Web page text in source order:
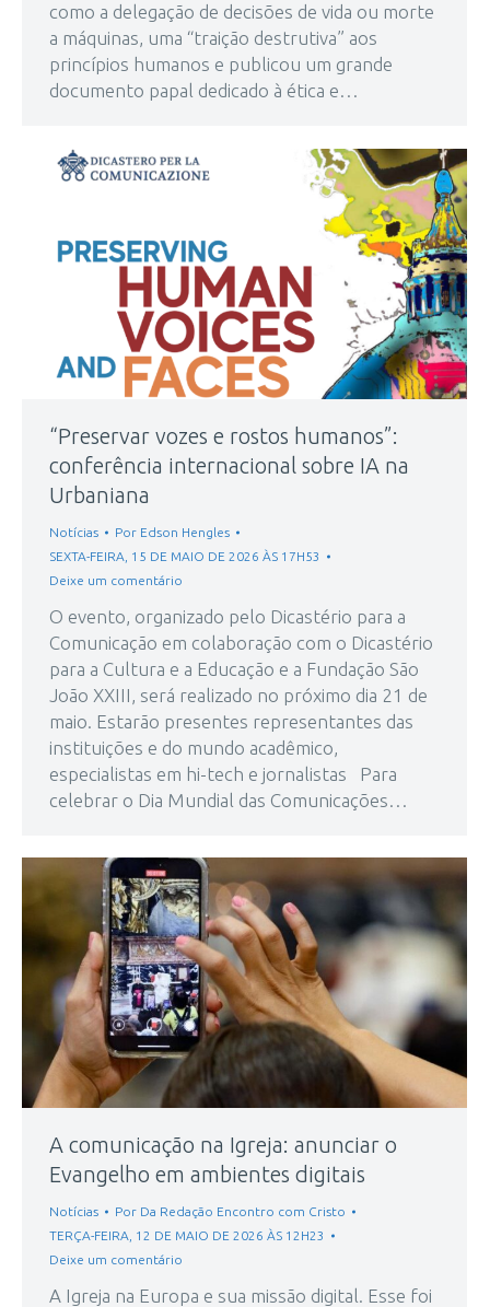
como a delegação de decisões de vida ou morte
a máquinas, uma “traição destrutiva” aos
princípios humanos e publicou um grande
documento papal dedicado à ética e…
“Preservar vozes e rostos humanos”:
conferência internacional sobre IA na
Urbaniana
Notícias Por Edson Hengles
SEXTA-FEIRA, 15 DE MAIO DE 2026 ÀS 17H53
Deixe um comentário
O evento, organizado pelo Dicastério para a
Comunicação em colaboração com o Dicastério
para a Cultura e a Educação e a Fundação São
João XXIII, será realizado no próximo dia 21 de
maio. Estarão presentes representantes das
instituições e do mundo acadêmico,
especialistas em hi-tech e jornalistas Para
celebrar o Dia Mundial das Comunicações…
A comunicação na Igreja: anunciar o
Evangelho em ambientes digitais
Notícias Por Da Redação Encontro com Cristo
TERÇA-FEIRA, 12 DE MAIO DE 2026 ÀS 12H23
Deixe um comentário
A Igreja na Europa e sua missão digital. Esse foi